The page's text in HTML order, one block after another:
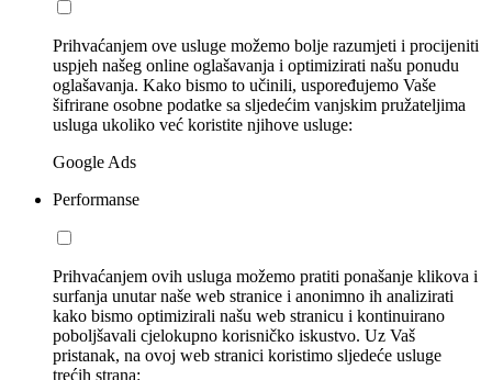
Prihvaćanjem ove usluge možemo bolje razumjeti i procijeniti
uspjeh našeg online oglašavanja i optimizirati našu ponudu
oglašavanja. Kako bismo to učinili, uspoređujemo Vaše
šifrirane osobne podatke sa sljedećim vanjskim pružateljima
usluga ukoliko već koristite njihove usluge:
Google Ads
Performanse
Prihvaćanjem ovih usluga možemo pratiti ponašanje klikova i
surfanja unutar naše web stranice i anonimno ih analizirati
kako bismo optimizirali našu web stranicu i kontinuirano
poboljšavali cjelokupno korisničko iskustvo. Uz Vaš
pristanak, na ovoj web stranici koristimo sljedeće usluge
trećih strana: